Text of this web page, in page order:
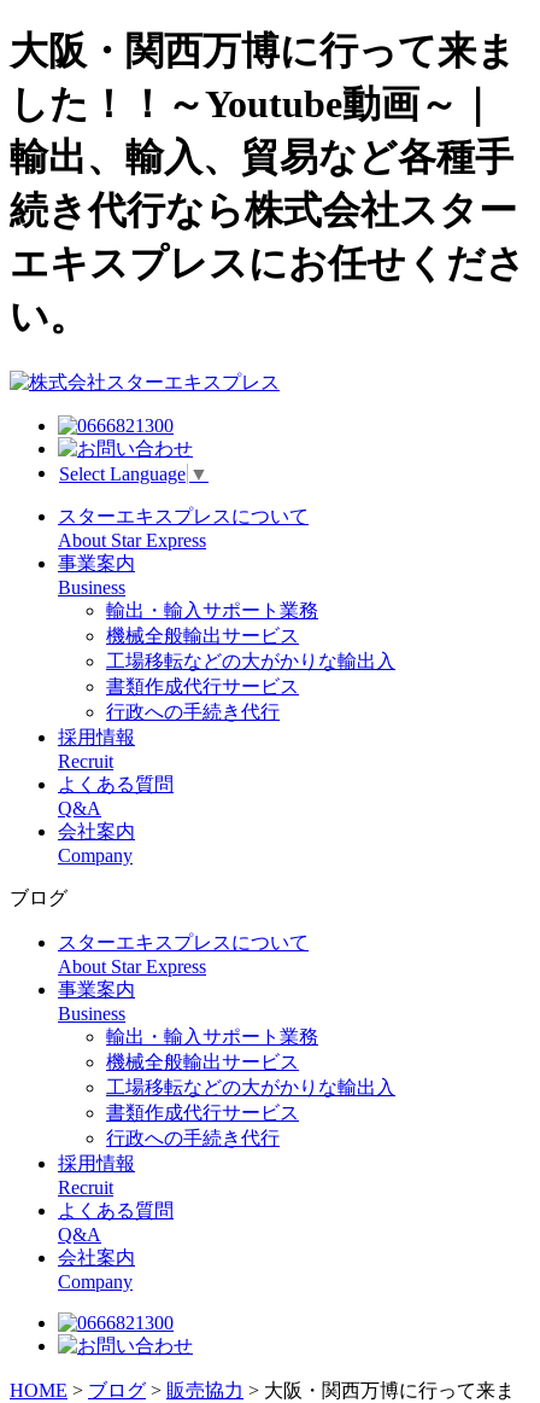
大阪・関西万博に行って来ま
した！！～Youtube動画～｜
輸出、輸入、貿易など各種手
続き代行なら株式会社スター
エキスプレスにお任せくださ
い。
Select Language ▼
スターエキスプレスについて
About Star Express
事業案内
Business
輸出・輸入サポート業務
機械全般輸出サービス
工場移転などの大がかりな輸出入
書類作成代行サービス
行政への手続き代行
採用情報
Recruit
よくある質問
Q&A
会社案内
Company
ブログ
スターエキスプレスについて
About Star Express
事業案内
Business
輸出・輸入サポート業務
機械全般輸出サービス
工場移転などの大がかりな輸出入
書類作成代行サービス
行政への手続き代行
採用情報
Recruit
よくある質問
Q&A
会社案内
Company
HOME > ブログ > 販売協力 > 大阪・関西万博に行って来ま